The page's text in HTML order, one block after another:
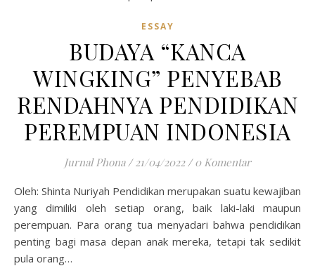
ESSAY
BUDAYA “KANCA
WINGKING” PENYEBAB
RENDAHNYA PENDIDIKAN
PEREMPUAN INDONESIA
Jurnal Phona / 21/04/2022 / 0 Komentar
Oleh: Shinta Nuriyah Pendidikan merupakan suatu kewajiban
yang dimiliki oleh setiap orang, baik laki-laki maupun
perempuan. Para orang tua menyadari bahwa pendidikan
penting bagi masa depan anak mereka, tetapi tak sedikit
pula orang…